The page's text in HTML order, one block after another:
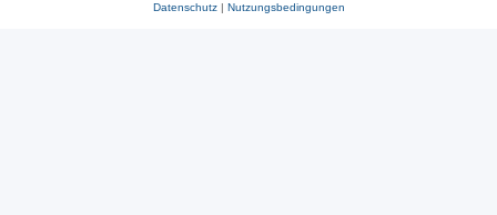
Datenschutz| Nutzungsbedingungen